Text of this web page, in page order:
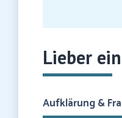
Lieber
Aufklärung &